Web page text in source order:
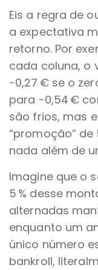
Eis a regra de
a expectativa
retorno. Por
cada coluna, o
-0,27 € se o
para -0,54 €
são frios, mas
“promoção” de
nada além de
Imagine que o
5 % desse
alternadas
enquanto um
único número
bankroll,